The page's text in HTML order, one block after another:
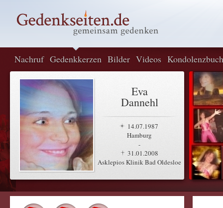
Nachruf Gedenkkerzen Bilder Videos Kondolenzbuch
Eva
Dannehl
14.07.1987
Hamburg
-
31.01.2008
Asklepios Klinik Bad Oldesloe